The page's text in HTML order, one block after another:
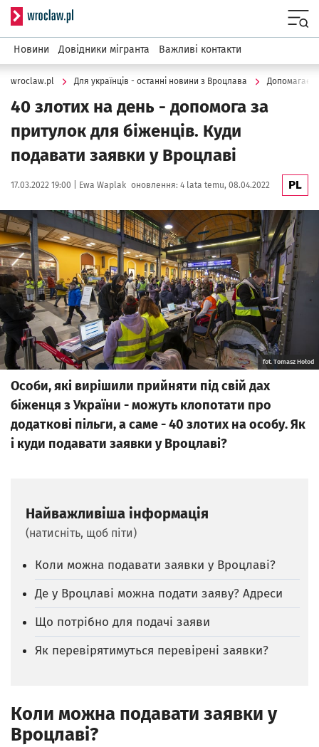
Serwis informacyjny wroclaw.pl
Новини Довідники мігранта Важливі контакти
wroclaw.pl Для українців - останні новини з Вроцлава
40 злотих на день - допомога за
притулок для біженців. Куди
подавати заявки у Вроцлаві
Data publikacji:
17.03.2022 19:00 | Autor:
Ewa Waplak оновлення: 4 lata temu, 08.04.2022 PL
Kliknij, aby powiększyć
fot. Tomasz Hołod
Особи, які вирішили прийняти під свій дах
біженця з України - можуть клопотати про
додаткові пільги, а саме - 40 злотих на особу. Як
і куди подавати заявки у Вроцлаві?
Найважливіша інформація
(натисніть, щоб піти)
Коли можна подавати заявки у Вроцлаві?
Де у Вроцлаві можна подати заяву? Адреси
Що потрібно для подачі заяви
Як перевірятимуться перевірені заявки?
Коли можна подавати заявки у
Вроцлаві?